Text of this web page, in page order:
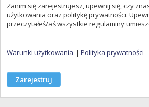
Zanim się zarejestrujesz, upewnij się, czy
użytkowania oraz politykę prywatności.
przeczytałeś/aś wszystkie regulaminy
Warunki użytkowania | Polityka prywatności
Zarejestruj